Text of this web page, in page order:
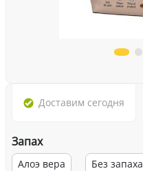
Доставим сегодня
Запах
Алоэ вера Без запаха